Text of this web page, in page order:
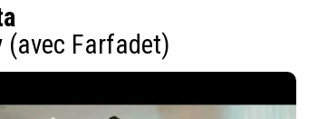
(avec Farfadet)